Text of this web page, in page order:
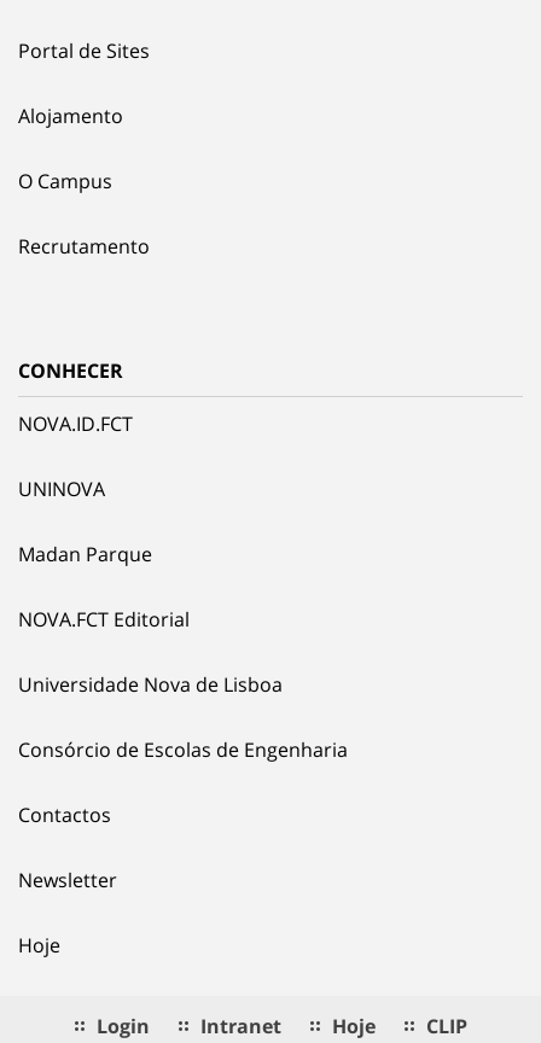
Portal de Sites
Alojamento
O Campus
Recrutamento
CONHECER
NOVA.ID.FCT
UNINOVA
Madan Parque
NOVA.FCT Editorial
Universidade Nova de Lisboa
Consórcio de Escolas de Engenharia
Contactos
Newsletter
Hoje
Login Intranet Hoje CLIP